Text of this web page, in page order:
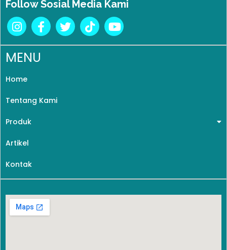
Follow Sosial Media Kami
MENU
Home
Tentang Kami
Produk
Artikel
Kontak